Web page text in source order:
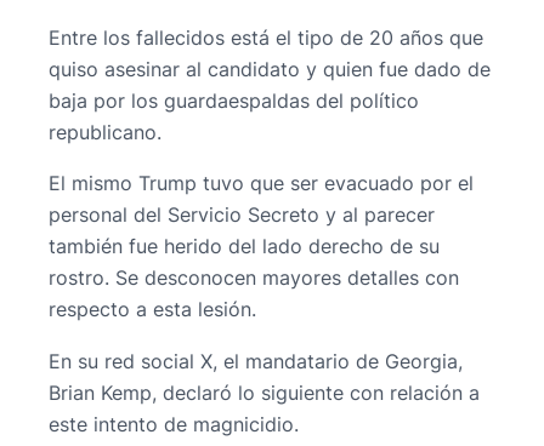
Entre los fallecidos está el tipo de 20 años que
quiso asesinar al candidato y quien fue dado de
baja por los guardaespaldas del político
republicano.
El mismo Trump tuvo que ser evacuado por el
personal del Servicio Secreto y al parecer
también fue herido del lado derecho de su
rostro. Se desconocen mayores detalles con
respecto a esta lesión.
En su red social X, el mandatario de Georgia,
Brian Kemp, declaró lo siguiente con relación a
este intento de magnicidio.